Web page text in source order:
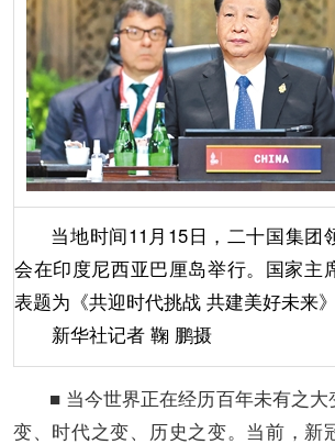
当地时间11月15日，二十国集团
会在印度尼西亚巴厘岛举行。国家主
表题为《共迎时代挑战 共建美好未来
新华社记者 鞠 鹏摄
■ 当今世界正在经历百年未有之大
变、时代之变、历史之变。当前，新